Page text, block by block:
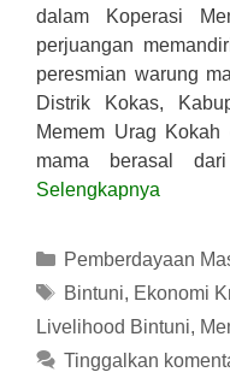
dalam Koperasi
perjuangan
peresmian warung
Distrik Kokas,
Memem Urag
mama berasal
Selengkapnya
Kategori
Pemberdayaan
Tag
Bintuni, Ekonomi
Livelihood Bintuni,
Tinggalkan